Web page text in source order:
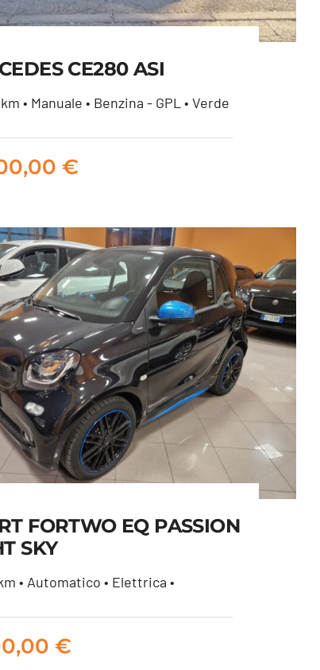
CE280 ASI
CE280 ASI
• Manuale • Benzina - GPL • Verde
€
FORTWO EQ PASSION
SKY
• Automatico • Elettrica •
€